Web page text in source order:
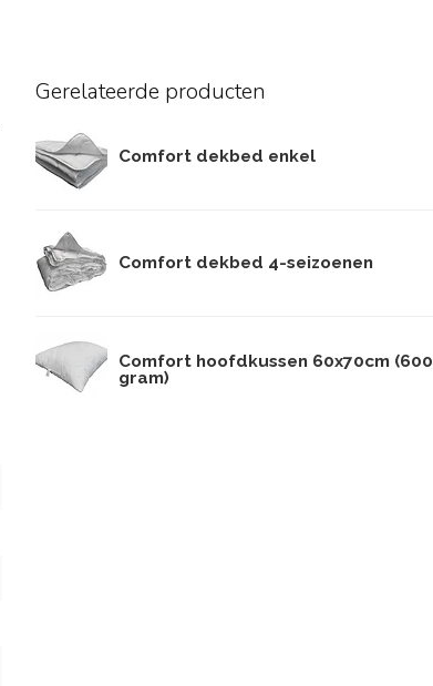
Gerelateerde producten
Comfort dekbed enkel
Comfort dekbed 4-seizoenen
Comfort hoofdkussen 60x70cm (600
gram)